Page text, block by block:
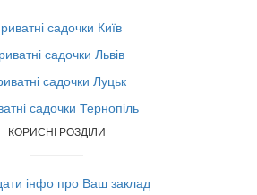
садочки Київ
садочки Львів
садочки Луцьк
садочки Тернопіль
КОРИСНІ РОЗДІЛИ
інфо про Ваш заклад